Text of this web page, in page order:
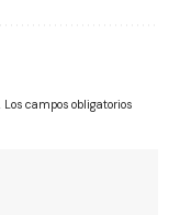
Los campos obligatorios